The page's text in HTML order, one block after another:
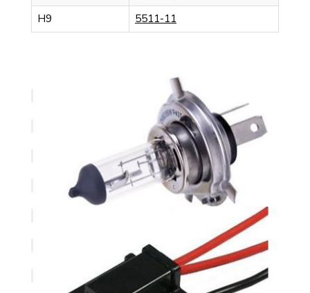
H9
5511-11